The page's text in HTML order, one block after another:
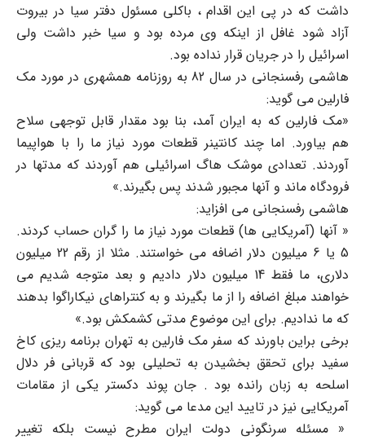
داشت که در پی این اقدام ، باکلی مسئول دفتر سیا در بیروت
آزاد شود غافل از اینکه وی مرده بود و سیا خبر داشت ولی
اسرائیل را در جریان قرار نداده بود.
هاشمی رفسنجانی در سال 82 به روزنامه همشهری در مورد مک
فارلین می گوید:
«مک فارلین که به ایران آمد، بنا بود مقدار قابل توجهی سلاح
هم بیاورد. اما چند کانتینر قطعات مورد نیاز ما را با هواپیما
آوردند. تعدادی موشک هاگ اسرائیلی هم آوردند که مدتها در
فرودگاه ماند و آنها مجبور شدند پس بگیرند.»
هاشمی رفسنجانی می افزاید:
« آنها (آمریکایی ها) قطعات مورد نیاز ما را گران حساب کردند.
5 یا 6 میلیون دلار اضافه می خواستند. مثلا از رقم 22 میلیون
دلاری، ما فقط 14 میلیون دلار دادیم و بعد متوجه شدیم می
خواهند مبلغ اضافه را از ما بگیرند و به کنتراهای نیکاراگوا بدهند
که ما ندادیم. برای این موضوع مدتی کشمکش بود.»
برخی براین باورند که سفر مک فارلین به تهران برنامه ریزی کاخ
سفید برای تحقق بخشیدن به تحلیلی بود که قربانی فر دلال
اسلحه به زبان رانده بود . جان پوند دکستر یکی از مقامات
آمریکایی نیز در تایید این مدعا می گوید:
« مسئله سرنگونی دولت ایران مطرح نیست بلکه تغییر